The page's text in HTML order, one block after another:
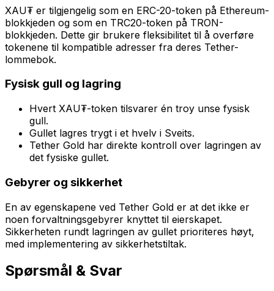
XAU₮ er tilgjengelig som en ERC-20-token på Ethereum-
blokkjeden og som en TRC20-token på TRON-
blokkjeden. Dette gir brukere fleksibilitet til å overføre
tokenene til kompatible adresser fra deres Tether-
lommebok.
Fysisk gull og lagring
Hvert XAU₮-token tilsvarer én troy unse fysisk
gull.
Gullet lagres trygt i et hvelv i Sveits.
Tether Gold har direkte kontroll over lagringen av
det fysiske gullet.
Gebyrer og sikkerhet
En av egenskapene ved Tether Gold er at det ikke er
noen forvaltningsgebyrer knyttet til eierskapet.
Sikkerheten rundt lagringen av gullet prioriteres høyt,
med implementering av sikkerhetstiltak.
Spørsmål & Svar